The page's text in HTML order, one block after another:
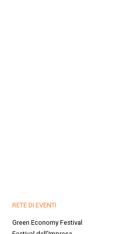
RETE DI EVENTI
Green Economy Festival